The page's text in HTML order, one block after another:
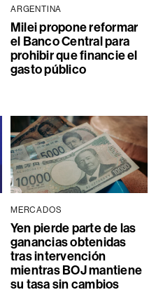
ARGENTINA
Milei propone reformar
el Banco Central para
prohibir que financie el
gasto público
MERCADOS
Yen pierde parte de las
ganancias obtenidas
tras intervención
mientras BOJ mantiene
su tasa sin cambios